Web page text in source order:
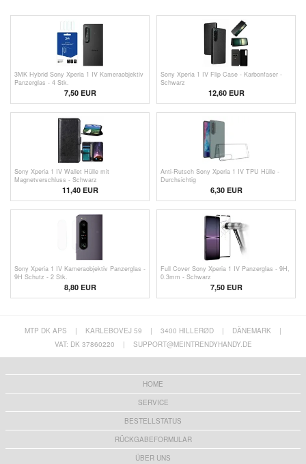
3MK Hybrid Sony Xperia 1 IV Kameraobjektiv
Panzerglas - 4 Stk.
7,50 EUR
Sony Xperia 1 IV Flip Case - Karbonfaser -
Schwarz
12,60 EUR
Sony Xperia 1 IV Wallet Hülle mit
Magnetverschluss - Schwarz
11,40 EUR
Anti-Rutsch Sony Xperia 1 IV TPU Hülle -
Durchsichtig
6,30 EUR
Sony Xperia 1 IV Kameraobjektiv Panzerglas -
9H Schutz - 2 Stk.
8,80 EUR
Full Cover Sony Xperia 1 IV Panzerglas - 9H,
0.3mm - Schwarz
7,50 EUR
MTP DK APS | KARLEBOVEJ 59 | 3400 HILLERØD | DÄNEMARK
|
VAT: DK 37860220
| SUPPORT@MEINTRENDYHANDY.DE
HOME
SERVICE
BESTELLSTATUS
RÜCKGABEFORMULAR
ÜBER UNS